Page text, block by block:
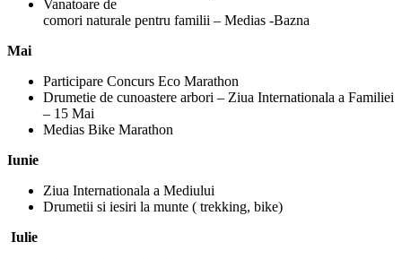
Vanatoare de
comori naturale pentru familii – Medias -Bazna
Mai
Participare Concurs Eco Marathon
Drumetie de cunoastere arbori – Ziua Internationala a Familiei
– 15 Mai
Medias Bike Marathon
Iunie
Ziua Internationala a Mediului
Drumetii si iesiri la munte ( trekking, bike)
Iulie